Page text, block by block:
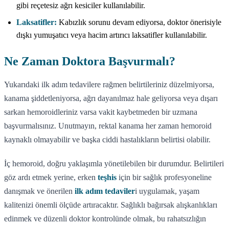
gibi reçetesiz ağrı kesiciler kullanılabilir.
Laksatifler: Kabızlık sorunu devam ediyorsa, doktor önerisiyle
dışkı yumuşatıcı veya hacim artırıcı laksatifler kullanılabilir.
Ne Zaman Doktora Başvurmalı?
Yukarıdaki ilk adım tedavilere rağmen belirtileriniz düzelmiyorsa,
kanama şiddetleniyorsa, ağrı dayanılmaz hale geliyorsa veya dışarı
sarkan hemoroidleriniz varsa vakit kaybetmeden bir uzmana
başvurmalısınız. Unutmayın, rektal kanama her zaman hemoroid
kaynaklı olmayabilir ve başka ciddi hastalıkların belirtisi olabilir.
İç hemoroid, doğru yaklaşımla yönetilebilen bir durumdur. Belirtileri
göz ardı etmek yerine, erken teşhis için bir sağlık profesyoneline
danışmak ve önerilen ilk adım tedavileri uygulamak, yaşam
kalitenizi önemli ölçüde artıracaktır. Sağlıklı bağırsak alışkanlıkları
edinmek ve düzenli doktor kontrolünde olmak, bu rahatsızlığın